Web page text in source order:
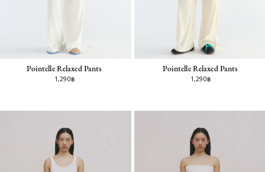
Pointelle Relaxed Pants
1,290฿
Pointelle Relaxed Pants
1,290฿